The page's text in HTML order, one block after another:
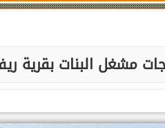
مشغل البنات بقرية